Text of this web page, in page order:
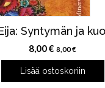
Syntymän ja
8,00€ 8,00€
Lisää ostoskoriin